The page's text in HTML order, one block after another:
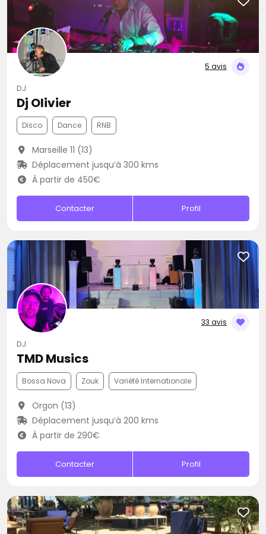
5 avis
DJ
Dj Olivier
Disco Dance RNB
Marseille 11 (13)
Déplacement jusqu’à 300 kms
À partir de 450€
Contacter Profil
33 avis
DJ
TMD Musics
Bossa Nova Zouk Variété Internationale
Orgon (13)
Déplacement jusqu’à 200 kms
À partir de 290€
Contacter Profil